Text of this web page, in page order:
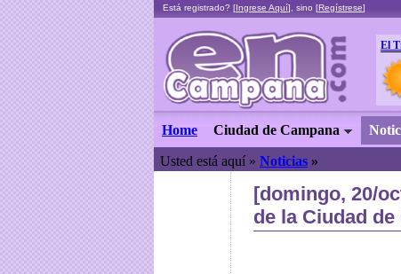
Está registrado? [Ingrese Aquí], sino [Regístrese]
El
Home Ciudad de Campana
Usted está aquí » Noticias »
[domingo, 20/
de la Ciudad de